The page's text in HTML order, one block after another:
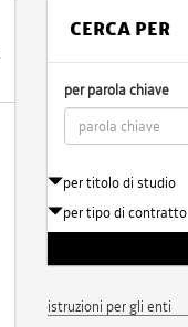
CERCA PER
per parola chiave
per titolo di studio
per tipo di contratto
istruzioni per gli enti